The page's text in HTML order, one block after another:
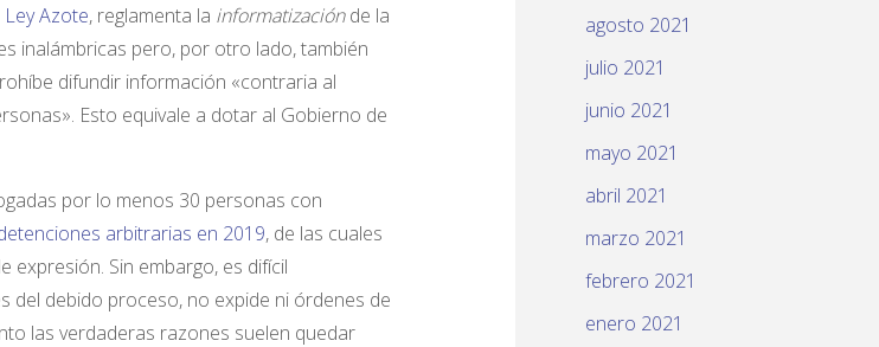
Azote, reglamenta la informatizaciónde la
inalámbricas pero, por otro lado, también
difundir información «contraria al
Esto equivale a dotar al Gobierno de
por lo menos 30 personas con
arbitrarias en 2019, de las cuales
Sin embargo, es difícil
del debido proceso, no expide ni órdenes de
las verdaderas razones suelen quedar
agosto 2021
julio 2021
junio 2021
mayo 2021
abril 2021
marzo 2021
febrero 2021
enero 2021